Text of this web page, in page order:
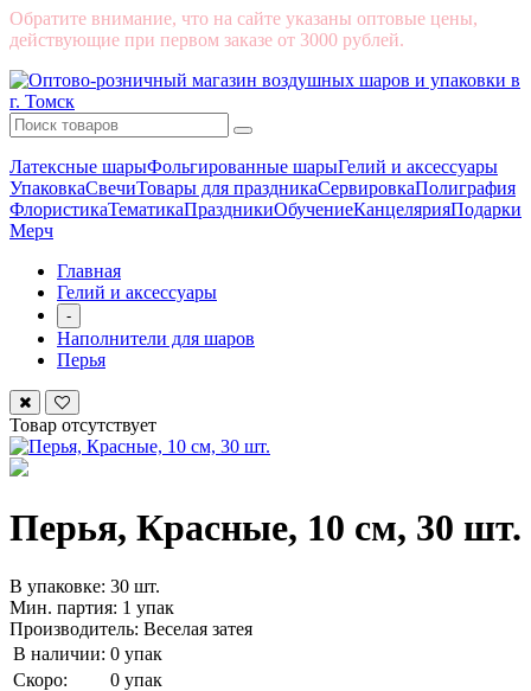
Обратите внимание, что на сайте указаны оптовые цены,
действующие при первом заказе от 3000 рублей.
Латексные шарыФольгированные шарыГелий и аксессуары
УпаковкаСвечиТовары для праздникаСервировкаПолиграфия
ФлористикаТематикаПраздникиОбучениеКанцелярияПодарки
Мерч
Главная
Гелий и аксессуары
-
Наполнители для шаров
Перья
Товар отсутствует
Перья, Красные, 10 см, 30 шт.
В упаковке: 30 шт.
Мин. партия: 1 упак
Производитель: Веселая затея
В наличии: 0 упак
Скоро:
0 упак